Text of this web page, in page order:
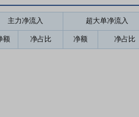
主力净流入 超大单净流入
额 净占比 净额 净占比